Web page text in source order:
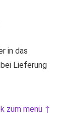
in das
Lieferung
zum menü ↑